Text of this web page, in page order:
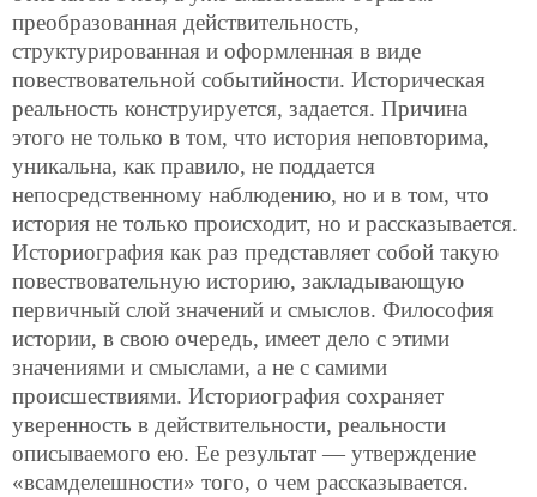
преобразованная действительность,
структурированная и оформленная в виде
повествовательной событийности. Историческая
реальность конструируется, задается. Причина
этого не только в том, что история неповторима,
уникальна, как правило, не поддается
непосредственному наблюдению, но и в том, что
история не только происходит, но и рассказывается.
Историография как раз представляет собой такую
повествовательную историю, закладывающую
первичный слой значений и смыслов. Философия
истории, в свою очередь, имеет дело с этими
значениями и смыслами, а не с самими
происшествиями. Историография сохраняет
уверенность в действительности, реальности
описываемого ею. Ее результат — утверждение
«всамделешности» того, о чем рассказывается.